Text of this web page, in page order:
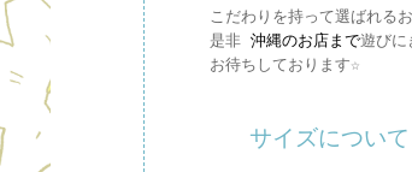
こだわりを持って選ばれる
是非 沖縄のお店まで遊び
お待ちしております☆
サイズについて